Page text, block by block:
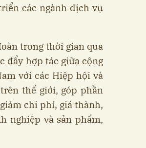
các ngành dịch vụ
trong thời gian qua
đẩy hợp tác giữa cộng
với các Hiệp hội và
thế giới, góp phần
chi phí, giá thành,
nghiệp và sản phẩm,